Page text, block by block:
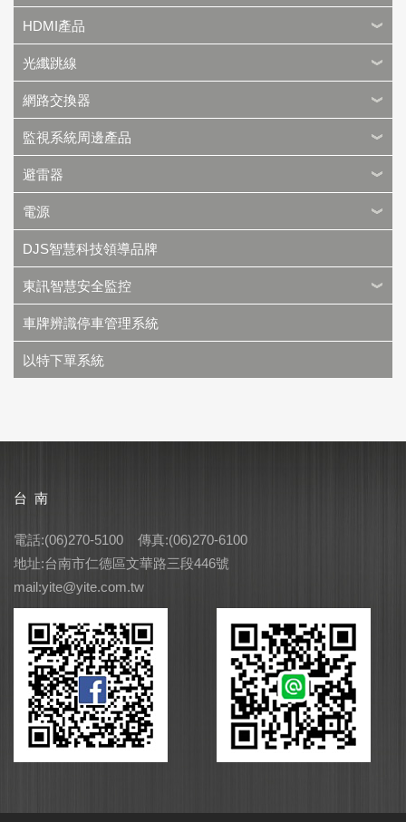
HDMI產品
光纖跳線
網路交換器
監視系統周邊產品
避雷器
電源
DJS智慧科技領導品牌
東訊智慧安全監控
車牌辨識停車管理系統
以特下單系統
台 南
電話:(06)270-5100 傳真:(06)270-6100
地址:台南市仁德區文華路三段446號
mail:yite@yite.com.tw